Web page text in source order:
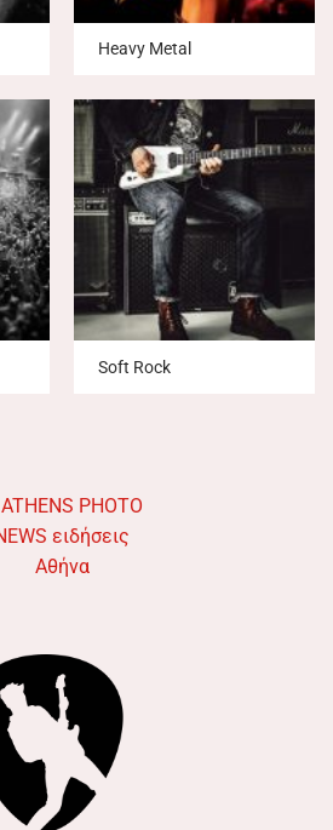
Heavy Metal
Soft Rock